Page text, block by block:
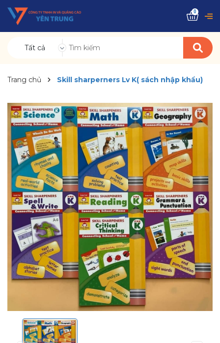
Tất cả
0
Trang chủ Skill sharperners Lv K( sách nhập khẩu)